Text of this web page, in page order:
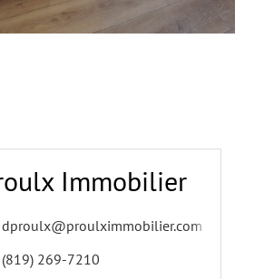
Immobilier
dproulx@proulximmobilier.com
(819) 269-7210